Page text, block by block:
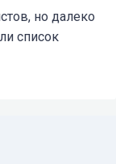
но далеко
список